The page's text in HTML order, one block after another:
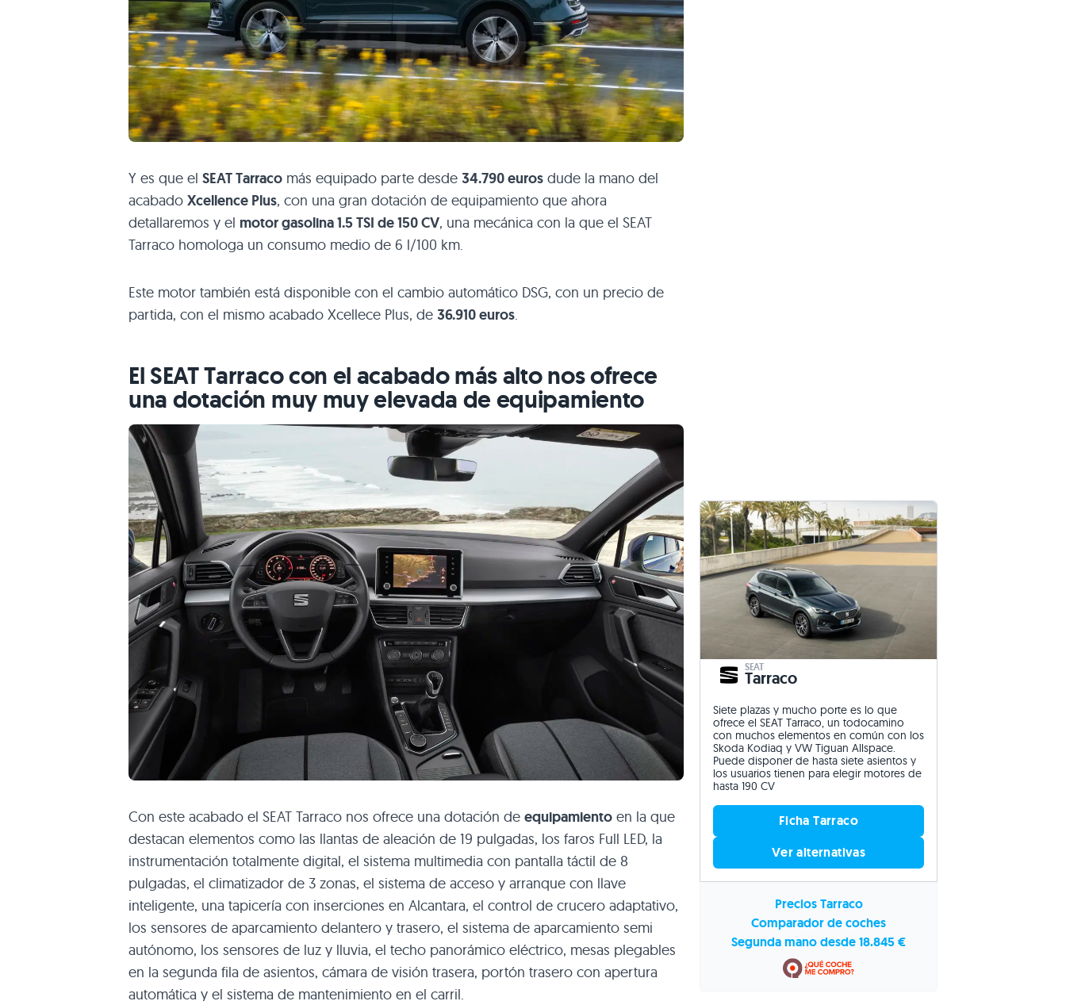
Y es que el SEAT Tarraco más equipado parte desde 34.790 euros dude la mano del
acabado Xcellence Plus, con una gran dotación de equipamiento que ahora
detallaremos y el motor gasolina 1.5 TSI de 150 CV, una mecánica con la que el SEAT
Tarraco homologa un consumo medio de 6 l/100 km.
Este motor también está disponible con el cambio automático DSG, con un precio de
partida, con el mismo acabado Xcellece Plus, de 36.910 euros.
El SEAT Tarraco con el acabado más alto nos ofrece
una dotación muy muy elevada de equipamiento
Con este acabado el SEAT Tarraco nos ofrece una dotación de equipamiento en la que
destacan elementos como las llantas de aleación de 19 pulgadas, los faros Full LED, la
instrumentación totalmente digital, el sistema multimedia con pantalla táctil de 8
pulgadas, el climatizador de 3 zonas, el sistema de acceso y arranque con llave
inteligente, una tapicería con inserciones en Alcantara, el control de crucero adaptativo,
los sensores de aparcamiento delantero y trasero, el sistema de aparcamiento semi
autónomo, los sensores de luz y lluvia, el techo panorámico eléctrico, mesas plegables
en la segunda fila de asientos, cámara de visión trasera, portón trasero con apertura
automática y el sistema de mantenimiento en el carril.
SEAT
Tarraco
Siete plazas y mucho porte es lo que
ofrece el SEAT Tarraco, un todocamino
con muchos elementos en común con los
Skoda Kodiaq y VW Tiguan Allspace.
Puede disponer de hasta siete asientos y
los usuarios tienen para elegir motores de
hasta 190 CV
Ficha Tarraco
Ver alternativas
Precios Tarraco
Comparador de coches
Segunda mano desde 18.845 €